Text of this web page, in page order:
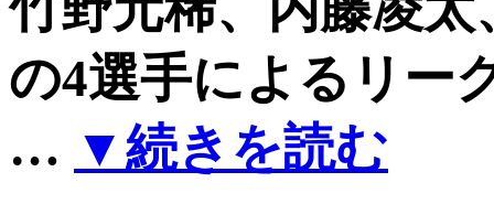
の4選手によるリー
… ▼続きを読む